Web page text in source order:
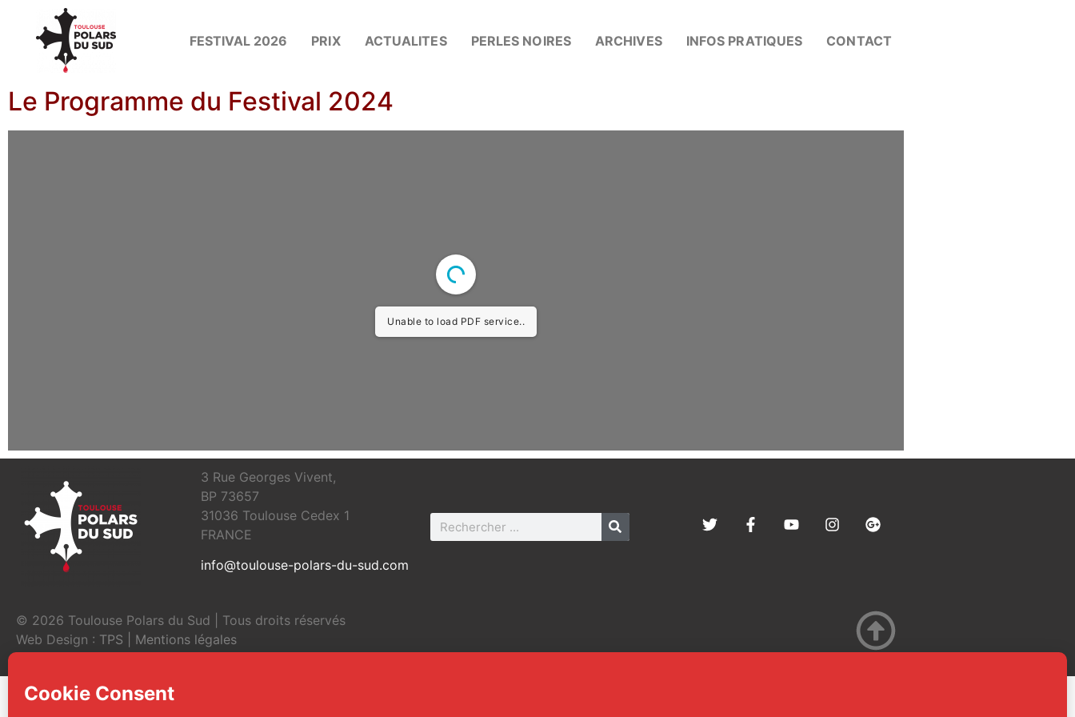
FESTIVAL 2026 PRIX ACTUALITES PERLES NOIRES ARCHIVES INFOS PRATIQUES CONTACT
Le Programme du Festival 2024
Unable to load PDF service..
3 Rue Georges Vivent,
BP 73657
31036 Toulouse Cedex 1
FRANCE
info@toulouse-polars-du-sud.com
© 2026 Toulouse Polars du Sud | Tous droits réservés
Web Design : TPS Mentions légales